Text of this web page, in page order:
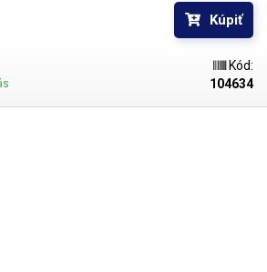
konektorov alebo drôtov s veľkým prierezom.
výhradne pre spájkovacie stanice ATETOOL.
Rozmery: 98x6 mm
BC1
Kúpiť
Kód:
104634